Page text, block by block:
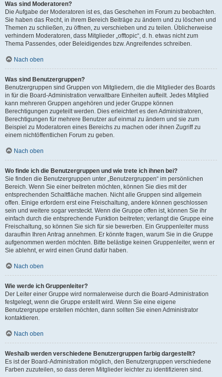
Was sind Moderatoren?
Die Aufgabe der Moderatoren ist es, das Geschehen im Forum zu beobachten.
Sie haben das Recht, in ihrem Bereich Beiträge zu ändern und zu löschen und
Themen zu schließen, zu öffnen, zu verschieben und zu teilen. Üblicherweise
verhindern Moderatoren, dass Mitglieder „offtopic“, d. h. etwas nicht zum
Thema Passendes, oder Beleidigendes bzw. Angreifendes schreiben.
Nach oben
Was sind Benutzergruppen?
Benutzergruppen sind Gruppen von Mitgliedern, die die Mitglieder des Boards
in für die Board-Administration verwaltbare Einheiten aufteilt. Jedes Mitglied
kann mehreren Gruppen angehören und jeder Gruppe können
Berechtigungen zugeteilt werden. Dies erleichtert es den Administratoren,
Berechtigungen für mehrere Benutzer auf einmal zu ändern und sie zum
Beispiel zu Moderatoren eines Bereichs zu machen oder ihnen Zugriff zu
einem nichtöffentlichen Forum zu geben.
Nach oben
Wo finde ich die Benutzergruppen und wie trete ich ihnen bei?
Sie finden die Benutzergruppen unter „Benutzergruppen“ im persönlichen
Bereich. Wenn Sie einer beitreten möchten, können Sie dies mit der
entsprechenden Schaltfläche machen. Nicht alle Gruppen sind allgemein
offen. Einige erfordern erst eine Freischaltung, andere können geschlossen
sein und weitere sogar versteckt. Wenn die Gruppe offen ist, können Sie ihr
einfach durch die entsprechende Funktion beitreten; verlangt die Gruppe eine
Freischaltung, so können Sie sich für sie bewerben. Ein Gruppenleiter muss
daraufhin Ihren Antrag annehmen. Er könnte fragen, warum Sie in die Gruppe
aufgenommen werden möchten. Bitte belästige keinen Gruppenleiter, wenn er
Sie ablehnt, er wird einen Grund dafür haben.
Nach oben
Wie werde ich Gruppenleiter?
Der Leiter einer Gruppe wird normalerweise durch die Board-Administration
festgelegt, wenn die Gruppe erstellt wird. Wenn Sie eine eigene
Benutzergruppe erstellen möchten, dann sollten Sie einen Administrator
kontaktieren.
Nach oben
Weshalb werden verschiedene Benutzergruppen farbig dargestellt?
Es ist der Board-Administration möglich, den Benutzergruppen verschiedene
Farben zuzuteilen, so dass deren Mitglieder leichter zu identifizieren sind.